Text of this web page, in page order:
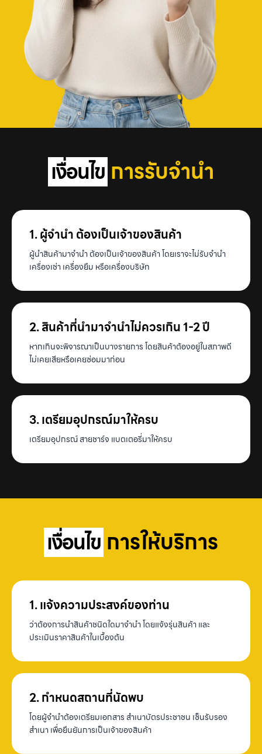
เงื่อนไข การรับจำนำ
1. ผู้จำนำ ต้องเป็นเจ้าของสินค้า
ผู้นำสินค้ามาจำนำ ต้องเป็นเจ้าของสินค้า โดยเราจะไม่รับจำนำ
เครื่องเช่า เครื่องยืม หรือเครื่องบริษัท
2. สินค้าที่นำมาจำนำไม่ควรเกิน 1-2 ปี
หากเกินจะพิจารณาเป็นบางรายการ โดยสินค้าต้องอยู่ในสภาพดี
ไม่เคยเสียหรือเคยซ่อมมาก่อน
3. เตรียมอุปกรณ์มาให้ครบ
เตรียมอุปกรณ์ สายชาร์จ แบตเตอรี่มาให้ครบ
เงื่อนไข การให้บริการ
1. แจ้งความประสงค์ของท่าน
ว่าต้องการนำสินค้าชนิดใดมาจำนำ โดยแจ้งรุ่นสินค้า และ
ประเมินราคาสินค้าในเบื้องต้น
2. กำหนดสถานที่นัดพบ
โดยผู้จำนำต้องเตรียมเอกสาร สำเนาบัตรประชาชน เซ็นรับรอง
สำเนา เพื่อยืนยันการเป็นเจ้าของสินค้า